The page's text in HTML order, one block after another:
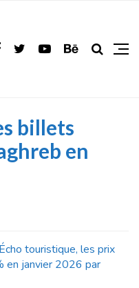
billets
en
touristique, les prix
en janvier 2026 par